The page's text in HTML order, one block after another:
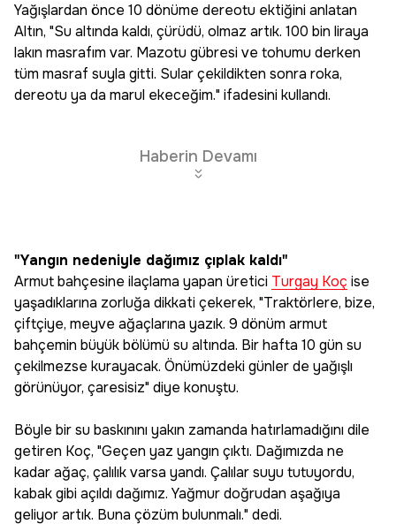
Yağışlardan önce 10 dönüme dereotu ektiğini anlatan
Altın, "Su altında kaldı, çürüdü, olmaz artık. 100 bin liraya
lakın masrafım var. Mazotu gübresi ve tohumu derken
tüm masraf suyla gitti. Sular çekildikten sonra roka,
dereotu ya da marul ekeceğim." ifadesini kullandı.
Haberin Devamı
"Yangın nedeniyle dağımız çıplak kaldı"
Armut bahçesine ilaçlama yapan üretici Turgay Koç ise
yaşadıklarına zorluğa dikkati çekerek, "Traktörlere, bize,
çiftçiye, meyve ağaçlarına yazık. 9 dönüm armut
bahçemin büyük bölümü su altında. Bir hafta 10 gün su
çekilmezse kurayacak. Önümüzdeki günler de yağışlı
görünüyor, çaresisiz" diye konuştu.
Böyle bir su baskınını yakın zamanda hatırlamadığını dile
getiren Koç, "Geçen yaz yangın çıktı. Dağımızda ne
kadar ağaç, çalılık varsa yandı. Çalılar suyu tutuyordu,
kabak gibi açıldı dağımız. Yağmur doğrudan aşağıya
geliyor artık. Buna çözüm bulunmalı." dedi.